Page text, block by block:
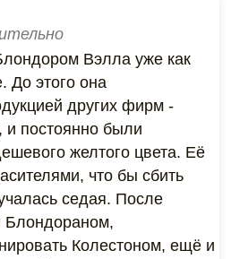
Вэлла уже как
До этого она
других фирм -
и постоянно были
желтого цвета. Её
что бы сбить
седая. После
Блондораном,
Колестоном, ещё и